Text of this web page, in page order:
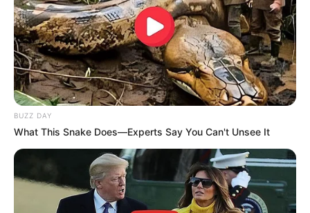
BUZZ DAY
What This Snake Does—Experts Say You Can't Unsee It